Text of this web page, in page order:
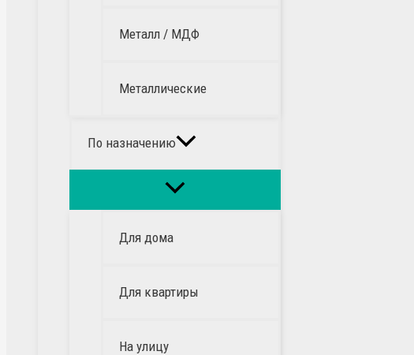
Металл / МДФ
Металлические
По назначению
Для дома
Для квартиры
На улицу